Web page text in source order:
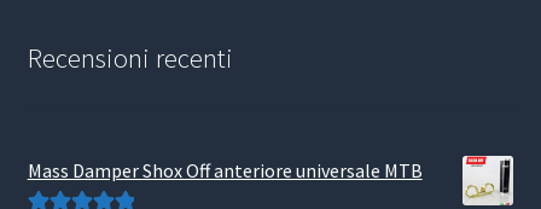
Recensioni recenti
Mass Damper Shox Off anteriore universale MTB